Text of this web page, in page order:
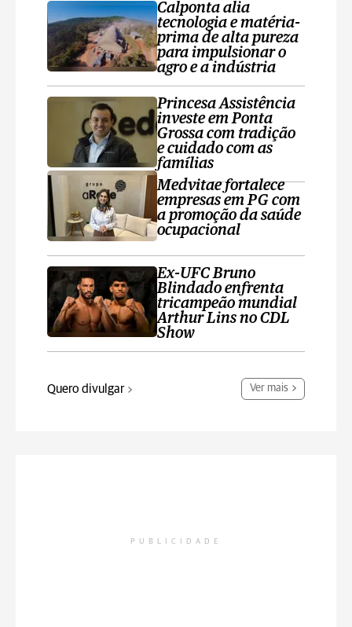
Calponta alia
tecnologia e matéria-
prima de alta pureza
para impulsionar o
agro e a indústria
Princesa Assistência
investe em Ponta
Grossa com tradição
e cuidado com as
famílias
Medvitae fortalece
empresas em PG com
a promoção da saúde
ocupacional
Ex-UFC Bruno
Blindado enfrenta
tricampeão mundial
Arthur Lins no CDL
Show
Quero divulgar Ver mais
PUBLICIDADE